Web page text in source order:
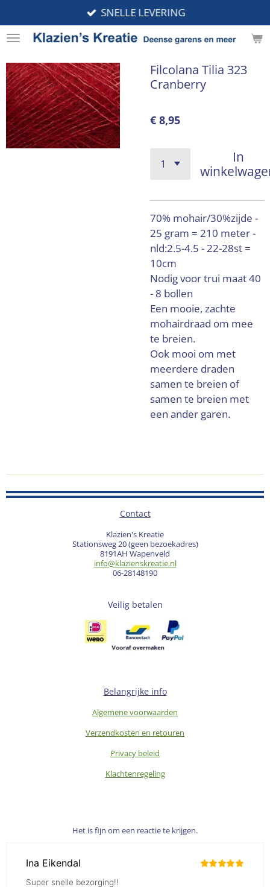
direct
naar
hoofdinhoud
SNELLE LEVERING
Filcolana Tilia 323
Cranberry
€ 8,95
In
70% mohair/30%zijde -
25 gram = 210 meter -
nld:2.5-4.5 - 22-28st =
10cm
Nodig voor trui maat 40
- 8 bollen
Een mooie, zachte
mohairdraad om mee
te breien.
Ook mooi om met
meerdere draden
samen te breien of
samen te breien met
een ander garen.
Contact
Klazien's Kreatie
Stationsweg 20 (geen bezoekadres)
8191AH Wapenveld
info@klazienskreatie.nl
06-28148190
Veilig betalen
Belangrijke info
Algemene voorwaarden
Verzendkosten en retouren
Privacy beleid
Klachtenregeling
Het is fijn om een reactie te krijgen.